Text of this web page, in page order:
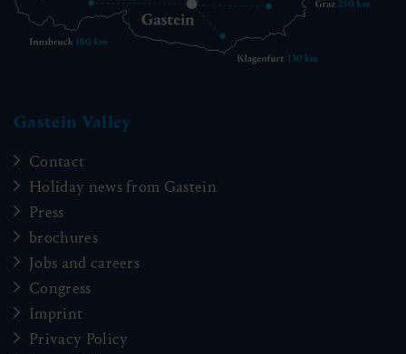
Gastein Valley
Contact
Holiday news from Gastein
Press
brochures
Jobs and careers
Congress
Imprint
Privacy Policy